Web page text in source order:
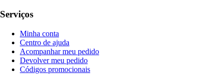
Serviços
Minha conta
Centro de ajuda
Acompanhar meu pedido
Devolver meu pedido
Códigos promocionais